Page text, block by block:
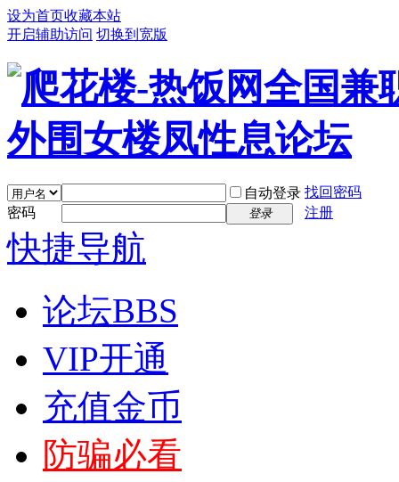
设为首页收藏本站
开启辅助访问 切换到宽版
自动登录 找回密码
密码
登录 注册
快捷导航
论坛BBS
VIP开通
充值金币
防骗必看